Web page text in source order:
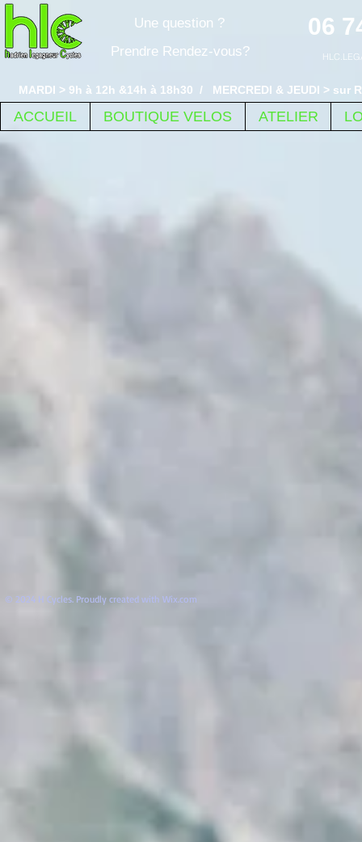
Une question ?
Prendre Rendez-vous?
06
MARDI > 9h à 12h &14h à 18h30 / MERCREDI & JEUDI >
ACCUEIL BOUTIQUE VELOS ATELIER
© 2024 H Cycles. Proudly created with Wix.com